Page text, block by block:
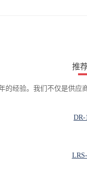
推
的经验。我们不仅是供应
DR-